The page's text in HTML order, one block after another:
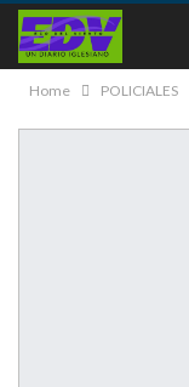
Home POLICIALES